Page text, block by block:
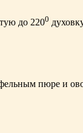
до 2200
пюре и